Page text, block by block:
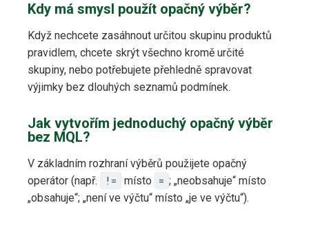
Kdy má smysl použít opačný výběr?
Když nechcete zasáhnout určitou skupinu produktů
pravidlem, chcete skrýt všechno kromě určité
skupiny, nebo potřebujete přehledně spravovat
výjimky bez dlouhých seznamů podmínek.
Jak vytvořím jednoduchý opačný výběr
bez MQL?
V základním rozhraní výběrů použijete opačný
operátor (např.
!= místo = ; „neobsahuje“ místo
„obsahuje“; „není ve výčtu“ místo „je ve výčtu“).